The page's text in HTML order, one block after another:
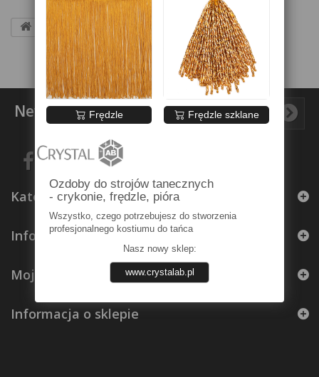
Newsletter
Kategorie
Informacja
Moje konto
Informacja o sklepie
Frędzle Frędzle szklane
Ozdoby do strojów tanecznych
- crykonie, frędzle, pióra
Wszystko, czego potrzebujesz do stworzenia
profesjonalnego kostiumu do tańca
Nasz nowy sklep:
www.crystalab.pl